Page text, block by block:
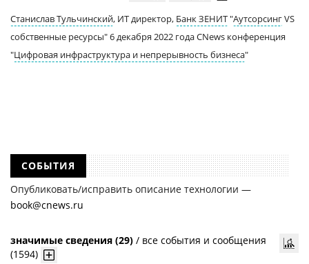
Станислав Тульчинский, ИТ директор, Банк ЗЕНИТ"АутсорсингVS
собственные ресурсы" 6 декабря 2022 года CNews конференция
"Цифровая инфраструктура и непрерывность бизнеса"
СОБЫТИЯ
Опубликовать/исправить описание технологии —
book@cnews.ru
значимые сведения (29) / все события и сообщения
(1594)